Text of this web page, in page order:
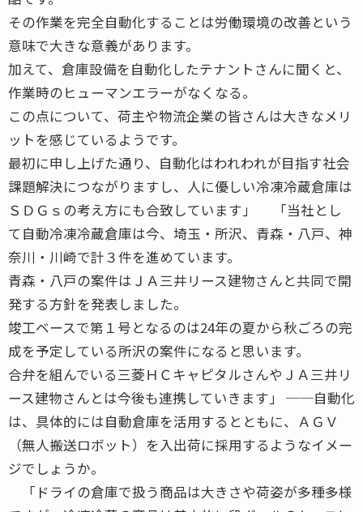
その作業を完全自動化することは労働環境の改善という
意味で大きな意義があります。
加えて、倉庫設備を自動化したテナントさんに聞くと、
作業時のヒューマンエラーがなくなる。
この点について、荷主や物流企業の皆さんは大きなメリ
ットを感じているようです。
最初に申し上げた通り、自動化はわれわれが目指す社会
課題解決につながりますし、人に優しい冷凍冷蔵倉庫は
ＳＤＧｓの考え方にも合致しています」 「当社とし
て自動冷凍冷蔵倉庫は今、埼玉・所沢、青森・八戸、神
奈川・川崎で計３件を進めています。
青森・八戸の案件はＪＡ三井リース建物さんと共同で開
発する方針を発表しました。
竣工ベースで第１号となるのは24年の夏から秋ごろの完
成を予定している所沢の案件になると思います。
合弁を組んでいる三菱ＨＣキャピタルさんやＪＡ三井リ
ース建物さんとは今後も連携していきます」 ──自動化
は、具体的には自動倉庫を活用するとともに、ＡＧＶ
（無人搬送ロボット）を入出荷に採用するようなイメー
ジでしょうか。
「ドライの倉庫で扱う商品は大きさや荷姿が多種多様